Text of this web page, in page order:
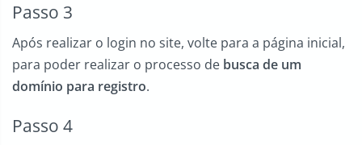
Passo 3
Após realizar o login no site, volte para a página inicial,
para poder realizar o processo de busca de um
domínio para registro.
Passo 4